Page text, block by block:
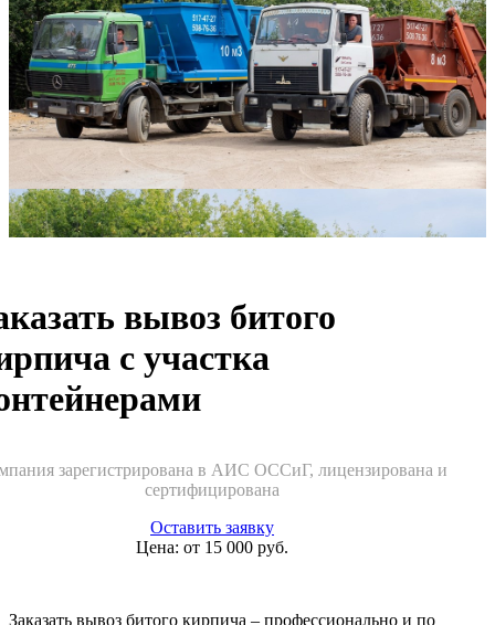
вывоз битого
с участка
зарегистрирована в АИС ОССиГ, лицензирована и
сертифицирована
Оставить заявку
Цена: от 15 000 руб.
Заказать вывоз битого кирпича – профессионально и по